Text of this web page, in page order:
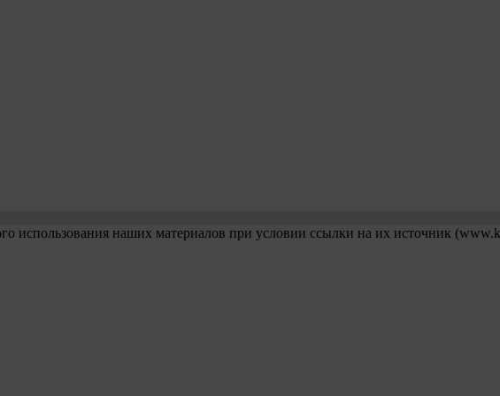
использования наших материалов при условии ссылки на их источник